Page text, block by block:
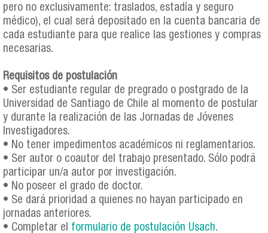
pero no exclusivamente: traslados, estadía y seguro
médico), el cual será depositado en la cuenta bancaria de
cada estudiante para que realice las gestiones y compras
necesarias.
Requisitos de postulación
• Ser estudiante regular de pregrado o postgrado de la
Universidad de Santiago de Chile al momento de postular
y durante la realización de las Jornadas de Jóvenes
Investigadores.
• No tener impedimentos académicos ni reglamentarios.
• Ser autor o coautor del trabajo presentado. Sólo podrá
participar un/a autor por investigación.
• No poseer el grado de doctor.
• Se dará prioridad a quienes no hayan participado en
jornadas anteriores.
• Completar el formulario de postulación Usach.